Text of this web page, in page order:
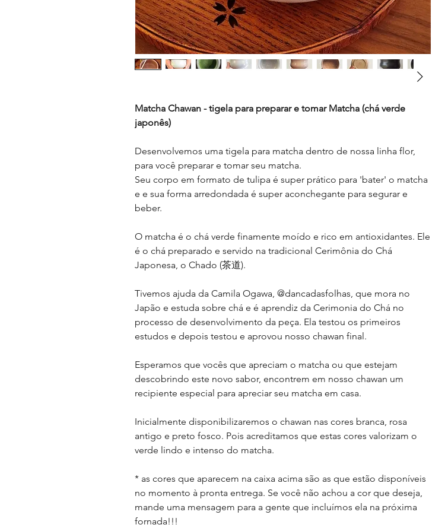
Matcha Chawan - tigela para preparar e tomar Matcha (chá verde
japonês)
Desenvolvemos uma tigela para matcha dentro de nossa linha flor,
para você preparar e tomar seu matcha.
Seu corpo em formato de tulipa é super prático para 'bater' o matcha
e e sua forma arredondada é super aconchegante para segurar e
beber.
O matcha é o chá verde finamente moído e rico em antioxidantes. Ele
é o chá preparado e servido na tradicional Cerimônia do Chá
Japonesa, o Chado (茶道).
Tivemos ajuda da Camila Ogawa, @dancadasfolhas, que mora no
Japão e estuda sobre chá e é aprendiz da Cerimonia do Chá no
processo de desenvolvimento da peça. Ela testou os primeiros
estudos e depois testou e aprovou nosso chawan final.
Esperamos que vocês que apreciam o matcha ou que estejam
descobrindo este novo sabor, encontrem em nosso chawan um
recipiente especial para apreciar seu matcha em casa.
Inicialmente disponibilizaremos o chawan nas cores branca, rosa
antigo e preto fosco. Pois acreditamos que estas cores valorizam o
verde lindo e intenso do matcha.
* as cores que aparecem na caixa acima são as que estão disponíveis
no momento à pronta entrega. Se você não achou a cor que deseja,
mande uma mensagem para a gente que incluímos ela na próxima
fornada!!!